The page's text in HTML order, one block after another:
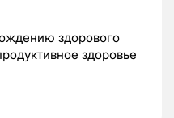
здорового
здоровье